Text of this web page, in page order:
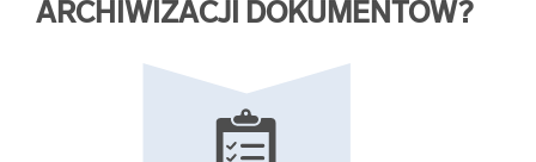
ARCHIWIZACJI DOKUMENTÓW?